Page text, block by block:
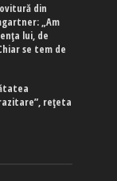
din
„Am
lui, de
se tem de
rețeta